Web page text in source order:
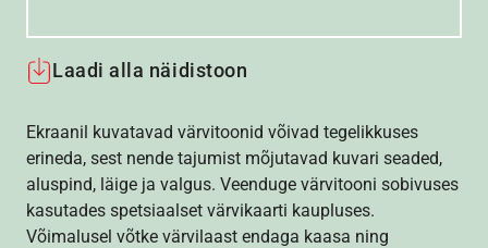
Laadi alla näidistoon
Ekraanil kuvatavad värvitoonid võivad tegelikkuses
erineda, sest nende tajumist mõjutavad kuvari seaded,
aluspind, läige ja valgus. Veenduge värvitooni sobivuses
kasutades spetsiaalset värvikaarti kaupluses.
Võimalusel võtke värvilaast endaga kaasa ning